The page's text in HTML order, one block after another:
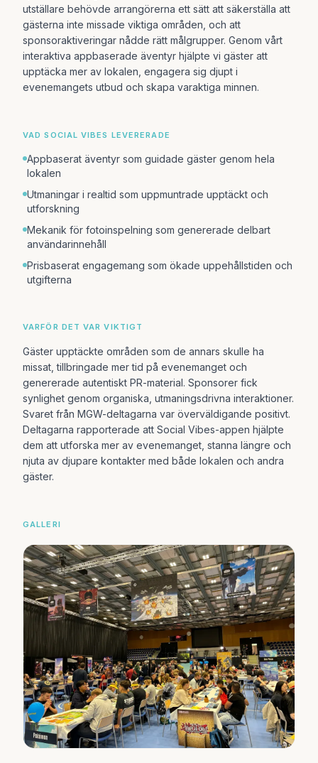
utställare behövde arrangörerna ett sätt att säkerställa att
gästerna inte missade viktiga områden, och att
sponsoraktiveringar nådde rätt målgrupper. Genom vårt
interaktiva appbaserade äventyr hjälpte vi gäster att
upptäcka mer av lokalen, engagera sig djupt i
evenemangets utbud och skapa varaktiga minnen.
VAD SOCIAL VIBES LEVERERADE
Appbaserat äventyr som guidade gäster genom hela
lokalen
Utmaningar i realtid som uppmuntrade upptäckt och
utforskning
Mekanik för fotoinspelning som genererade delbart
användarinnehåll
Prisbaserat engagemang som ökade uppehållstiden och
utgifterna
VARFÖR DET VAR VIKTIGT
Gäster upptäckte områden som de annars skulle ha
missat, tillbringade mer tid på evenemanget och
genererade autentiskt PR-material. Sponsorer fick
synlighet genom organiska, utmaningsdrivna interaktioner.
Svaret från MGW-deltagarna var överväldigande positivt.
Deltagarna rapporterade att Social Vibes-appen hjälpte
dem att utforska mer av evenemanget, stanna längre och
njuta av djupare kontakter med både lokalen och andra
gäster.
GALLERI